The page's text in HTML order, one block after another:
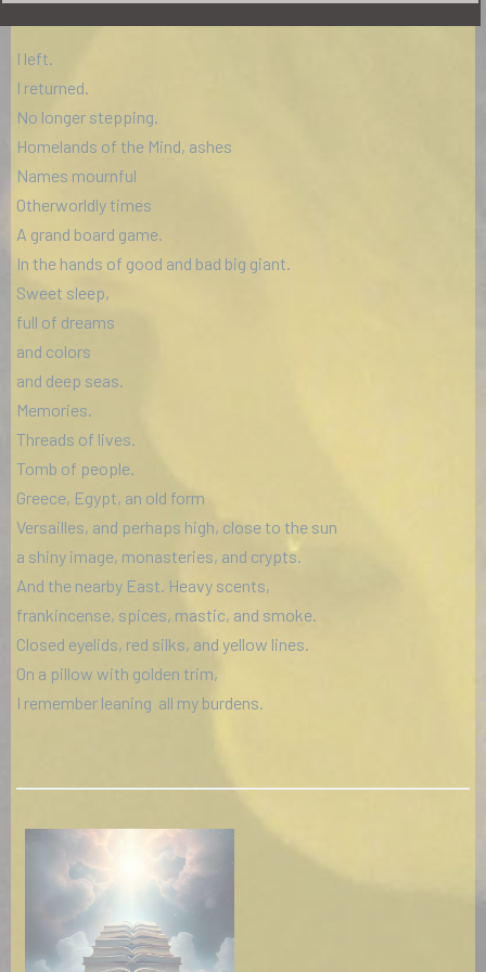
I left.
I returned.
No longer stepping.
Homelands of the Mind, ashes
Names mournful
Otherworldly times
A grand board game.
In the hands of good and bad big giant.
Sweet sleep,
full of dreams
and colors
and deep seas.
Memories.
Threads of lives.
Tomb of people.
Greece, Egypt, an old form
Versailles, and perhaps high, close to the sun
a shiny image, monasteries, and crypts.
And the nearby East. Heavy scents,
frankincense, spices, mastic, and smoke.
Closed eyelids, red silks, and yellow lines.
On a pillow with golden trim,
I remember leaning all my burdens.